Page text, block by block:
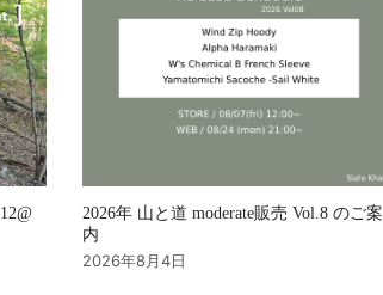
2026年 山と道 moderate販売 Vol.8 のご案
内
2026年8月4日